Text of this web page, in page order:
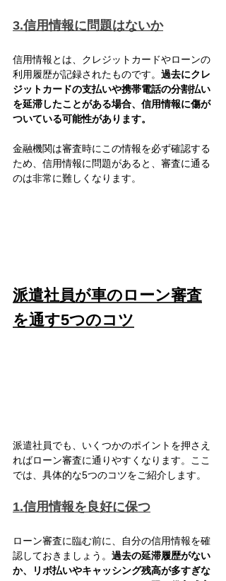
3.信用情報に問題はないか
信用情報とは、クレジットカードやローンの
利用履歴が記録されたものです。 過去にクレ
ジットカードの支払いや携帯電話の分割払い
を延滞したことがある場合、信用情報に傷が
ついている可能性があります。
金融機関は審査時にこの情報を必ず確認する
ため、信用情報に問題があると、審査に通る
のは非常に難しくなります。
派遣社員が車のローン審査
を通す5つのコツ
派遣社員でも、いくつかのポイントを押さえ
ればローン審査に通りやすくなります。ここ
では、具体的な5つのコツをご紹介します。
1.信用情報を良好に保つ
ローン審査に臨む前に、自分の信用情報を確
認しておきましょう。 過去の延滞履歴がない
か、リボ払いやキャッシング残高が多すぎな